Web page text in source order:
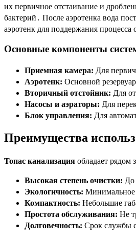
их первичное отстаивание и
бактерий․ После аэротенка вода
аэротенк для поддержания процесса
Основные компоненты
Приемная камера: Для
Аэротенк: Основной
Вторичный отстойник: Для
Насосы и аэраторы: Для
Блок управления: Для
Преимущества
Топас канализация обладает рядом
Высокая степень очистки: До
Экологичность: Минимальное
Компактность: Небольшие
Простота обслуживания: Не
Долговечность: Срок службы